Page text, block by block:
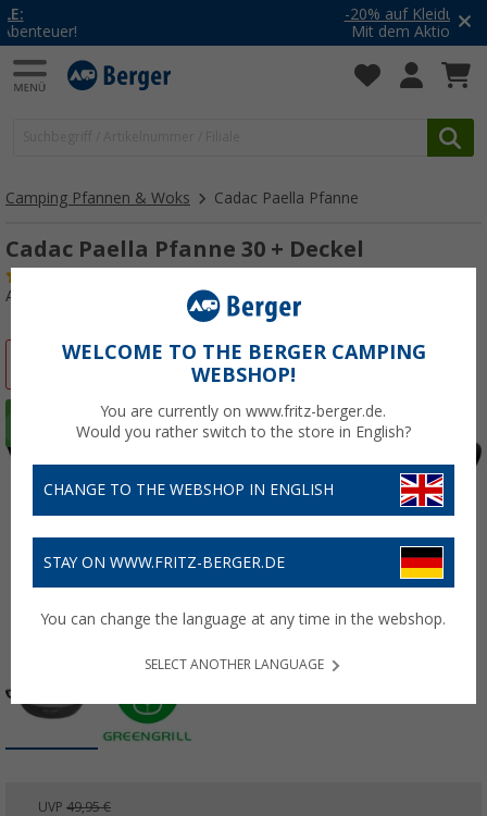
-20% auf Kleidung und Schuhe
Camping Pfannen & Woks Cadac Paella Pfanne
Cadac Paella Pfanne 30 + Deckel
Art.-Nr.: 480609
UVP 49,95 €
WELCOME TO THE BERGER CAMPING
WEBSHOP!
You are currently on www.fritz-berger.de.
Would you rather switch to the store in English?
CHANGE TO THE WEBSHOP IN ENGLISH
STAY ON WWW.FRITZ-BERGER.DE
You can change the language at any time in the webshop.
SELECT ANOTHER LANGUAGE